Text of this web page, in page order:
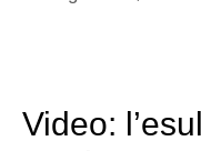
Video: